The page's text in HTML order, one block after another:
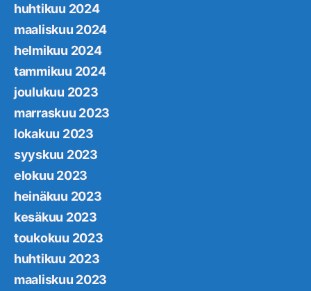
huhtikuu 2024
maaliskuu 2024
helmikuu 2024
tammikuu 2024
joulukuu 2023
marraskuu 2023
lokakuu 2023
syyskuu 2023
elokuu 2023
heinäkuu 2023
kesäkuu 2023
toukokuu 2023
huhtikuu 2023
maaliskuu 2023